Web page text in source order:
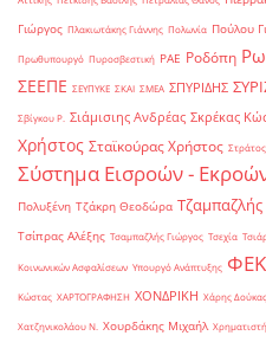
Γιώργος Πλακιωτάκης Γιάννης Πολωνία Πούλου
Πρωθυπουργό Πυροσβεστική ΡΑΕ Ροδόπη
ΣΕΕΠΕ ΣΕΥΠΥΚΕ ΣΚΑΙ ΣΜΕΑ ΣΠΥΡΙΔΗΣ
Σβίγκου Ρ. Σιάμισιης Ανδρέας Σκρέκας
Χρήστος Σταϊκούρας Χρήστος
Σύστημα Εισροών -
Πολυξένη Τζάκρη Θεοδώρα
Τσίπρας Αλέξης Τσαμπαζλής Γιώργος Τσεχία
Κοινωνικών Ασφαλίσεων Υπουργό Ανάπτυξης ΦΕΚ
Κώστας ΧΑΡΤΟΓΡΑΦΗΣΗ ΧΟΝΔΡΙΚΗ Χάρης Δούκας
Χατζηνικολάου Ν. Χουρδάκης Μιχαήλ